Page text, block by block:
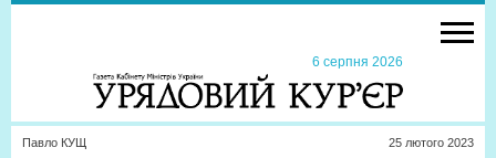
6 серпня 2026
Павло КУЩ 25 лютого 2023